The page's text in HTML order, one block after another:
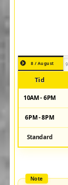
8 / August
Tid
10AM - 6PM
6PM - 8PM
Standard